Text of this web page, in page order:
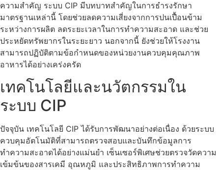
ความสำคัญ ระบบ CIP มีบทบาทสำคัญในการธำรงรักษา
มาตรฐานเหล่านี้ โดยช่วยลดความเสี่ยงจากการปนเปื้อนข้าม
ระหว่างการผลิต ลดระยะเวลาในการทำความสะอาด และช่วย
ประหยัดทรัพยากรในระยะยาว นอกจากนี้ ยังช่วยให้โรงงาน
สามารถปฏิบัติตามข้อกำหนดของหน่วยงานควบคุมคุณภาพ
อาหารได้อย่างเคร่งครัด
เทคโนโลยีและนวัตกรรมใน
ระบบ CIP
ปัจจุบัน เทคโนโลยี CIP ได้รับการพัฒนาอย่างต่อเนื่อง ด้วยระบบ
ควบคุมอัตโนมัติที่สามารถตรวจสอบและบันทึกข้อมูลการ
ทำความสะอาดได้อย่างแม่นยำ เซ็นเซอร์พิเศษช่วยตรวจวัดความ
เข้มข้นของสารเคมี อุณหภูมิ และประสิทธิภาพการทำความ